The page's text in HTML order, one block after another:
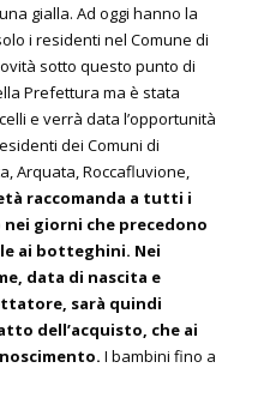
gialla. Ad oggi hanno la
i residenti nel Comune di
sotto questo punto di
Prefettura ma è stata
e verrà data l’opportunità
dei Comuni di
Arquata, Roccafluvione,
raccomanda a tutti i
giorni che precedono
ai botteghini. Nei
data di nascita e
sarà quindi
dell’acquisto, che ai
I bambini fino a